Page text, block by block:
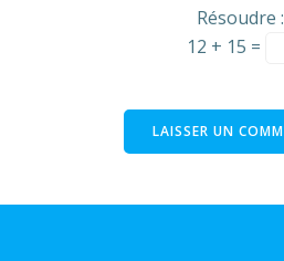
Résoudre :
12 + 15 =